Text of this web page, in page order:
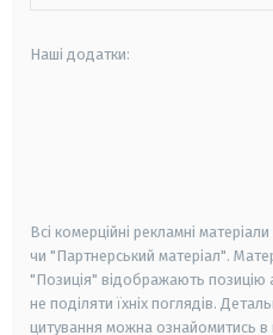
Наші додатки:
Всі комерційні рекламні
чи "Партнерський матеріал".
"Позиція" відображають позицію
не поділяти їхніх поглядів.
цитування можна ознайомитись в